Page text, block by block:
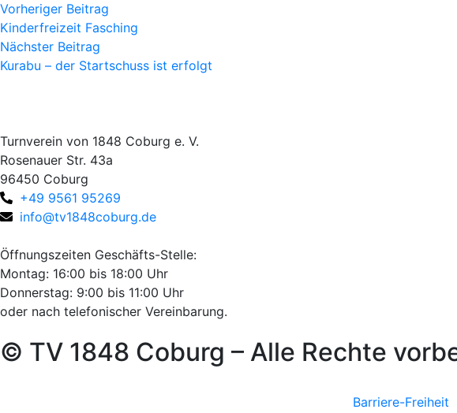
Vorheriger Beitrag
Kinderfreizeit Fasching
Nächster Beitrag
Kurabu – der Startschuss ist erfolgt
Turnverein von 1848 Coburg e. V.
Rosenauer Str. 43a
96450 Coburg
+49 9561 95269
info@tv1848coburg.de
Öffnungszeiten Geschäfts-Stelle:
Montag: 16:00 bis 18:00 Uhr
Donnerstag: 9:00 bis 11:00 Uhr
oder nach telefonischer Vereinbarung.
© TV 1848 Coburg – Alle Rechte
Barriere-Freiheit